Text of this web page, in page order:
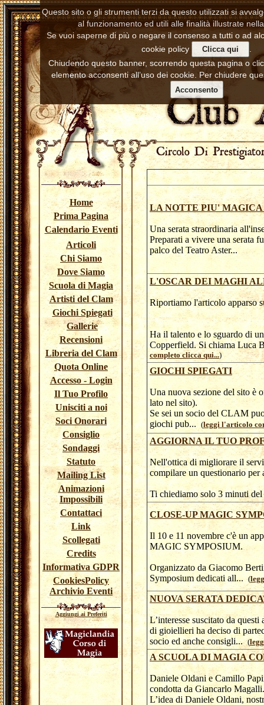
Home
Prima Pagina
Calendario Eventi
Articoli
Chi Siamo
Dove Siamo
Scuola di Magia
Artisti del Clam
Giochi Spiegati
Gallerie
Recensioni
Libreria del Clam
Quota Online
Accesso - Login
Il Tuo Profilo
Unisciti a noi
Soci Onorari
Consiglio
Sondaggi
Statuto
Mailing List
Animazioni
Impossibili
Contattaci
Link
Scollegati
Credits
Informativa GDPR
CookiesPolicy
Archivio Eventi
Aggiungi ai Preferiti
Questo sito o gli strumenti terzi da questo utilizzati si
al funzionamento ed utili alle finalità illustrate
Se vuoi saperne di più o negare il consenso a tutti o ad
cookie policy
Clicca qui
Chiudendo questo banner, scorrendo questa pagina o
elemento acconsenti all’uso dei cookie. Per chiudere
Acconsento
LA NOTTE PIU'
Una serata straordinaria
Preparati a vivere una serata
palco del Teatro
L'OSCAR DEI MAGHI
Riportiamo l'articolo apparso
Ha il talento e lo sguardo di
Copperfield. Si chiama Luca
completo clicca qui...)
GIOCHI SPIEGATI
Una nuova sezione del sito è
lato nel sito).
Se sei un socio del CLAM
giochi pub... (leggi l'articolo
AGGIORNA IL TUO
Nell'ottica di migliorare il
compilare un questionario
Ti chiediamo solo 3 minuti
CLOSE-UP MAGIC
Il 10 e 11 novembre c'è un
MAGIC SYMPOSIUM.
Organizzato da Giacomo
Symposium dedicati all...(
NUOVA SERATA
L’interesse suscitato da
di gioiellieri ha deciso di
socio ed anche consigli...(
A SCUOLA DI MAGIA
Daniele Oldani e Camillo
condotta da Giancarlo Magalli.
L’idea di Daniele Oldani,